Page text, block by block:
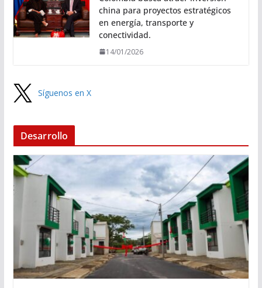
china para proyectos estratégicos
en energía, transporte y
conectividad.
14/01/2026
Síguenos en X
Desarrollo